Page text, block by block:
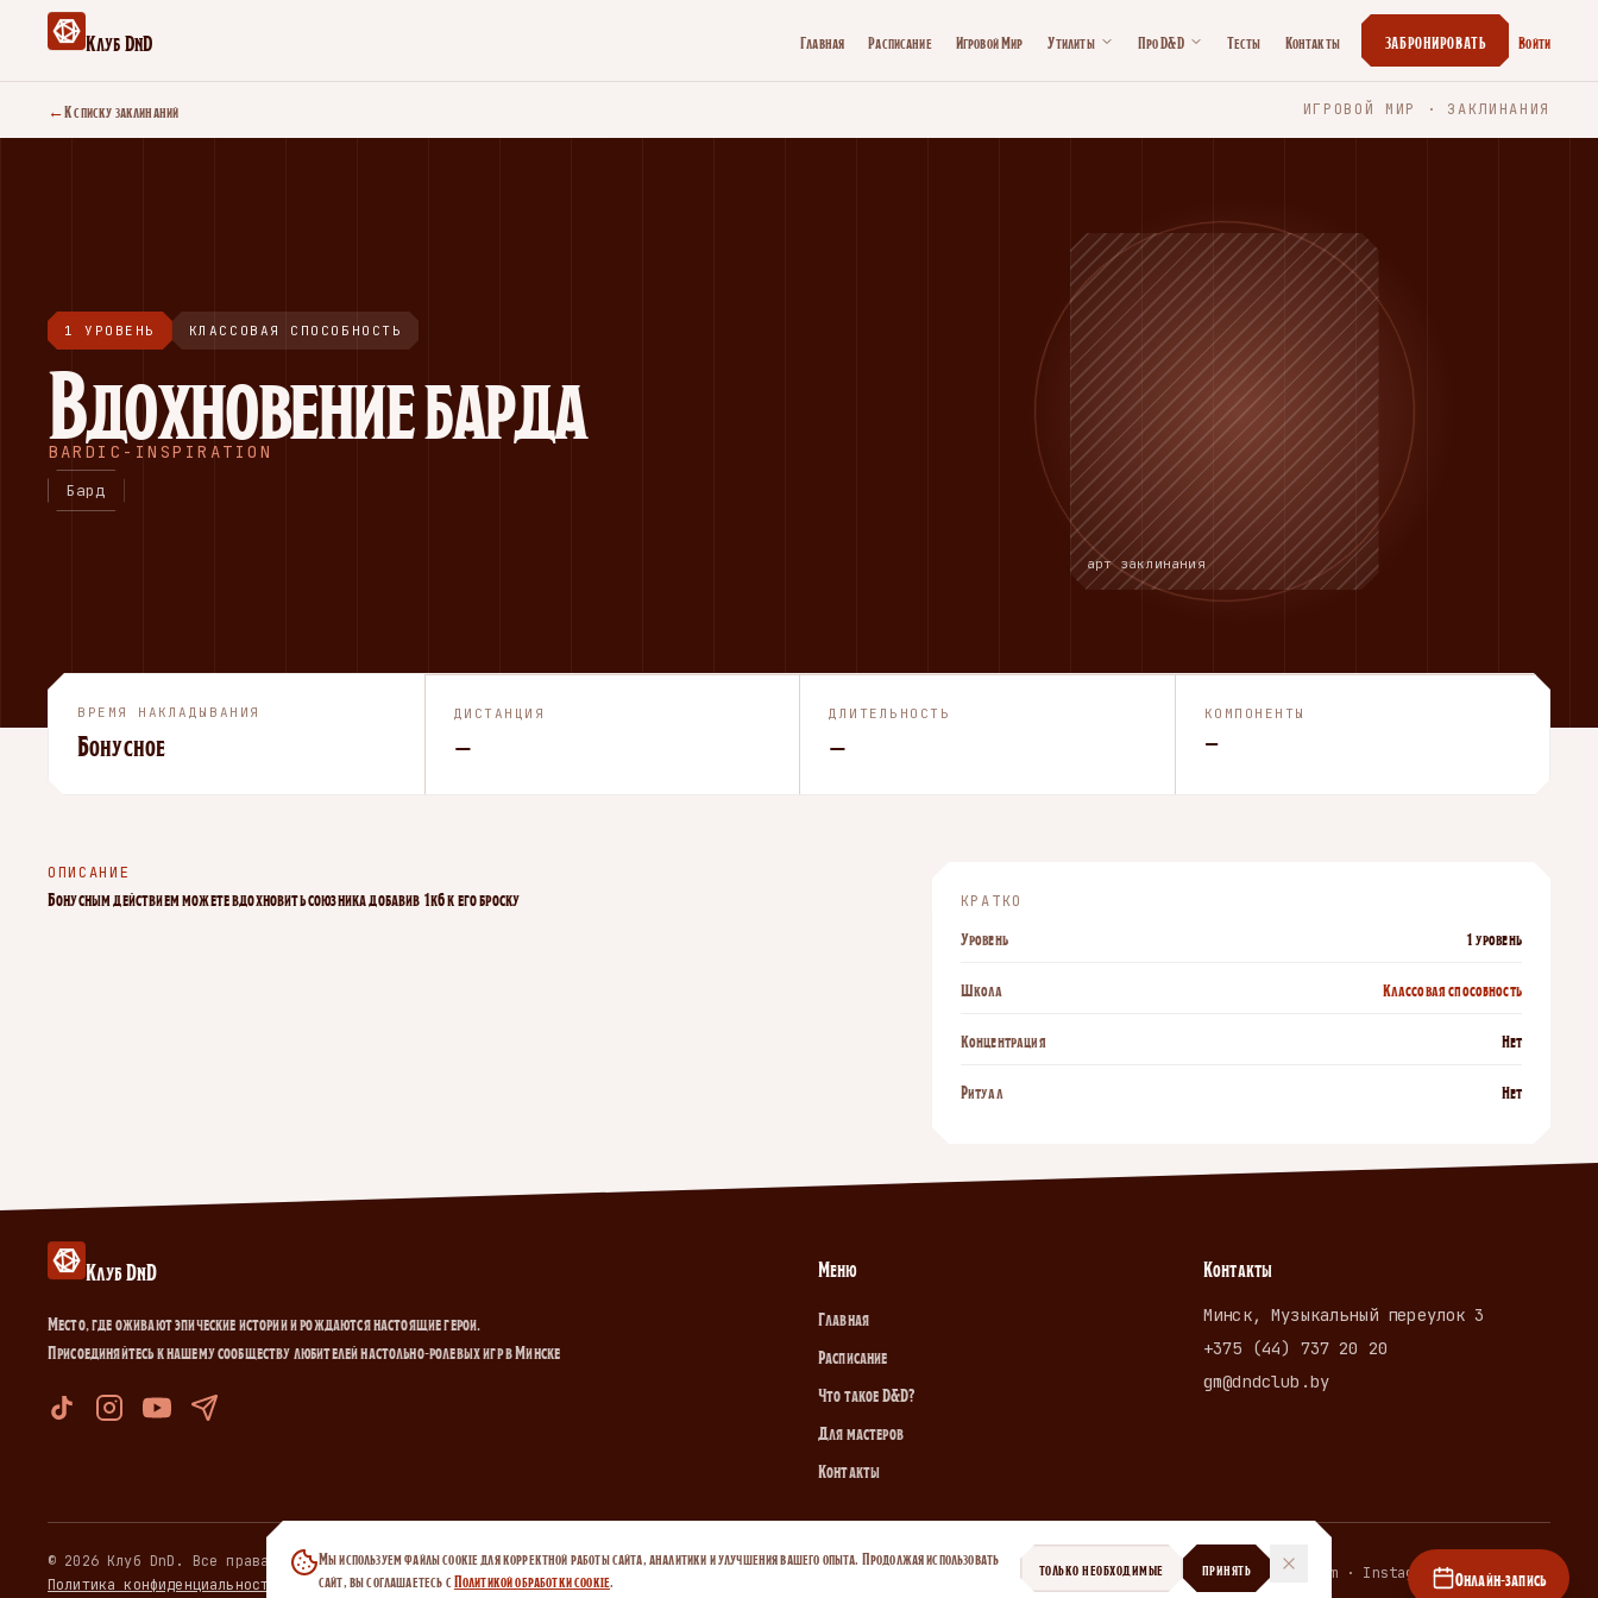
Клуб DnD Главная Расписание Игровой Мир Утилиты Про D&D Тесты Контакты ЗАБРОНИРОВАТЬ Войти
←К списку заклинаний ИГРОВОЙ МИР · ЗАКЛИНАНИЯ
1 УРОВЕНЬ КЛАССОВАЯ СПОСОБНОСТЬ
Вдохновение барда
BARDIC-INSPIRATION
Бард
арт заклинания
ВРЕМЯ НАКЛАДЫВАНИЯ
Бонусное
ДИСТАНЦИЯ
—
ДЛИТЕЛЬНОСТЬ
—
КОМПОНЕНТЫ
—
ОПИСАНИЕ
Бонусным действием можете вдохновить союзника добавив 1k6 к его броску КРАТКО
Уровень 1 уровень
Школа Классовая способность
Концентрация Нет
Ритуал Нет
Клуб DnD
Место, где оживают эпические истории и рождаются настоящие герои.
Присоединяйтесь к нашему сообществу любителей настольно-ролевых игр в Минске
Меню
Главная
Расписание
Что такое D&D?
Для мастеров
Контакты
Контакты
Минск, Музыкальный переулок 3
+375 (44) 737 20 20
gm@dndclub.by
© 2026 Клуб DnD. Все права защищены.
Политика конфиденциальности
Договор публичной оферты·Политика cookie
Telegram · Instagram · dndclub.by
Онлайн-запись
Мы используем файлы cookie для корректной работы сайта, аналитики и улучшения вашего опыта. Продолжая использовать
сайт, вы соглашаетесь сПолитикой обработки cookie
ТОЛЬКО НЕОБХОДИМЫЕ ПРИНЯТЬ